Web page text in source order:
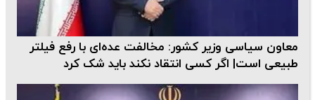
معاون سیاسی وزیر کشور: مخالفت عده‌ای با رفع فیلتر
طبیعی است| اگر کسی انتقاد نکند باید شک کرد